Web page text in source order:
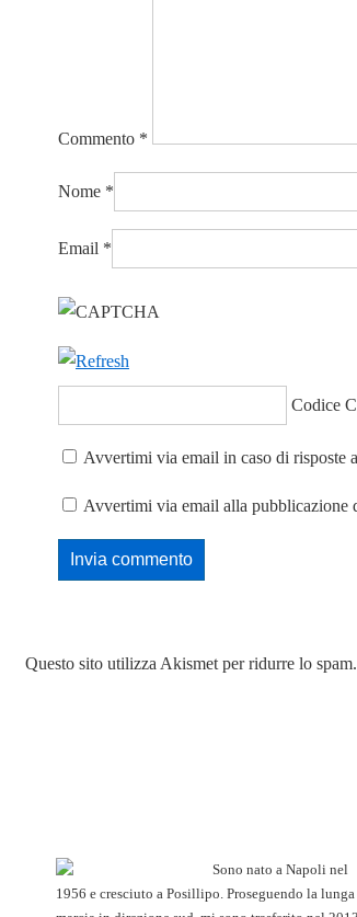
Commento *
Nome *
Email *
Codice
Avvertimi via email in caso di risposte
Avvertimi via email alla pubblicazione
Questo sito utilizza Akismet per ridurre lo spam.
Sono nato a Napoli nel
1956 e cresciuto a Posillipo. Proseguendo la lunga